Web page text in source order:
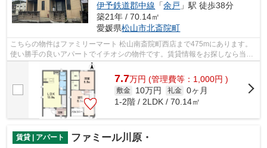
伊予鉄道郡中線 「余戸 」駅 徒歩38分
築21年 / 70.14㎡
愛媛県松山市北斎院町
こちらの物件はファミリーマート 松山南斎院町西店まで475mにあります。
使い勝手の良いアパートでイチオシの物件です。賃貸情報をお探しなら当社
のオススメ物件はいかがでしょうか。様...
7.7万円 (管理費等：1,000円 )
敷金 10万円 礼金 0ヶ月
1-2階 / 2LDK / 70.14㎡
賃貸 | アパート ファミール川原・